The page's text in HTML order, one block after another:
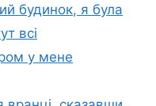
будинок, я була
всі
у мене